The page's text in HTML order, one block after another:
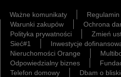
Ważne komunikaty
Warunki zakupów
Ochrona
Polityka prywatności
Zmień
Sieć#1
Inwestycje
Nieruchomości Orange
Odpowiedzialny biznes
Telefon domowy
Dbam o